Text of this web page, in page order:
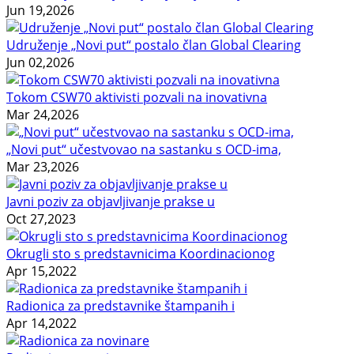
Jun 19,2026
Udruženje „Novi put“ postalo član Global Clearing
Jun 02,2026
Tokom CSW70 aktivisti pozvali na inovativna
Mar 24,2026
„Novi put“ učestvovao na sastanku s OCD-ima,
Mar 23,2026
Javni poziv za objavljivanje prakse u
Oct 27,2023
Okrugli sto s predstavnicima Koordinacionog
Apr 15,2022
Radionica za predstavnike štampanih i
Apr 14,2022